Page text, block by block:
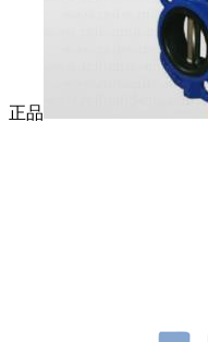
正品